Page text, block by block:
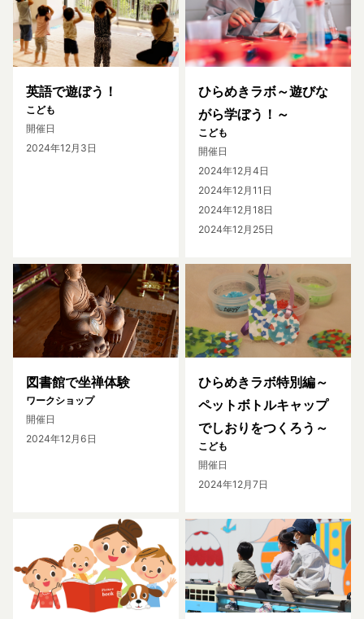
英語で遊ぼう！
こども
開催日
2024年12月3日
ひらめきラボ～遊びな
がら学ぼう！～
こども
開催日
2024年12月4日
2024年12月11日
2024年12月18日
2024年12月25日
図書館で坐禅体験
ワークショップ
開催日
2024年12月6日
ひらめきラボ特別編～
ペットボトルキャップ
でしおりをつくろう～
こども
開催日
2024年12月7日